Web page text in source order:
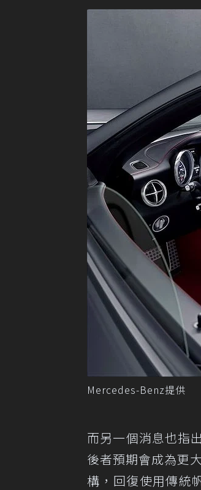
Mercedes-Benz提供
而另一個消息也指
後者預期會成為更
構，回復使用傳統